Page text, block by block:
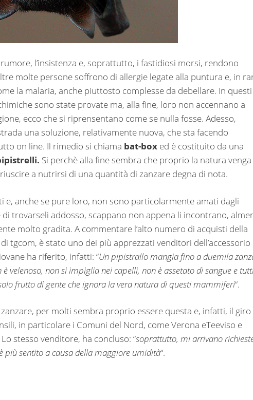
l’insistenza e, soprattutto, i fastidiosi morsi, rendono
molte persone soffrono di allergie legate alla puntura e, in
la malaria, anche piuttosto complesse da debellare. In questi
sono state provate ma, alla fine, loro non accennano a
ecco che si riprensentano come se nulla fosse. Adesso,
una soluzione, relativamente nuova, che sta facendo
on line. Il rimedio si chiama bat-box ed è costituito da una
Si perchè alla fine sembra che proprio la natura venga
a nutrirsi di una quantità di zanzare degna di nota.
anche se pure loro, non sono particolarmente amati dagli
trovarseli addosso, scappano non appena li incontrano,
molto gradita. A commentare l’alto numero di acquisti della
tgcom, è stato uno dei più apprezzati venditori dell’accessorio
ha riferito, infatti: “Un pipistrallo mangia fino a duemila
velenoso, non si impiglia nei capelli, non è assetato di sangue e
frutto di gente che ignora la vera natura di questi mammiferi“.
per molti sembra proprio essere questa e, infatti, il giro
in particolare i Comuni del Nord, come Verona eTeeviso e
stesso venditore, ha concluso: “soprattutto, mi arrivano
più sentito a causa della maggiore umidità“.